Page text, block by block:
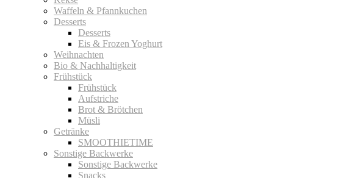
Waffeln & Pfannkuchen
Desserts
Desserts
Eis & Frozen Yoghurt
Weihnachten
Bio & Nachhaltigkeit
Frühstück
Frühstück
Aufstriche
Brot & Brötchen
Müsli
Getränke
SMOOTHIETIME
Sonstige Backwerke
Sonstige Backwerke
Snacks